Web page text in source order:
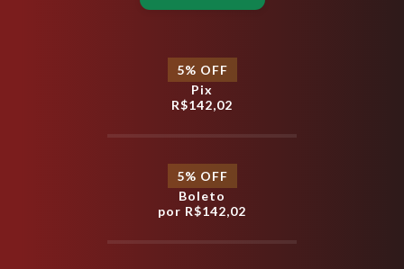
5% OFF
Pix
R$142,02
5% OFF
Boleto
por R$142,02